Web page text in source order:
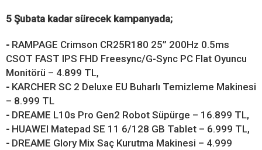
5 Şubata kadar sürecek kampanyada;
- RAMPAGE Crimson CR25R180 25” 200Hz 0.5ms
CSOT FAST IPS FHD Freesync/G-Sync PC Flat Oyuncu
Monitörü – 4.899 TL,
- KARCHER SC 2 Deluxe EU Buharlı Temizleme Makinesi
– 8.999 TL
- DREAME L10s Pro Gen2 Robot Süpürge – 16.899 TL,
- HUAWEI Matepad SE 11 6/128 GB Tablet – 6.999 TL,
- DREAME Glory Mix Saç Kurutma Makinesi – 4.999